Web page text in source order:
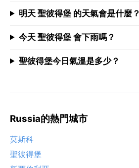
明天 聖彼得堡 的天氣會是什麼？
今天 聖彼得堡 會下雨嗎？
聖彼得堡今日氣溫是多少？
Russia的熱門城市
莫斯科
聖彼得堡